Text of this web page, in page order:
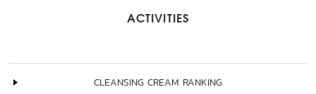
ACTIVITIES
CLEANSING CREAM RANKING